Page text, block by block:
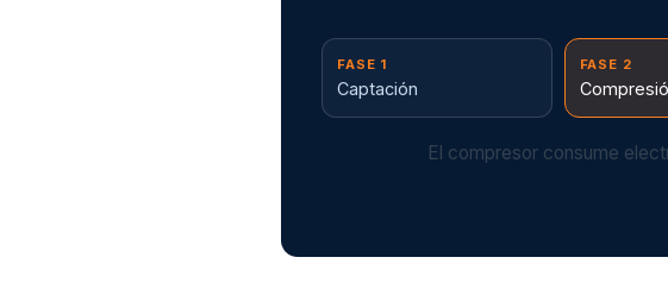
FASE 1
Captación
FASE 2
El compresor consume